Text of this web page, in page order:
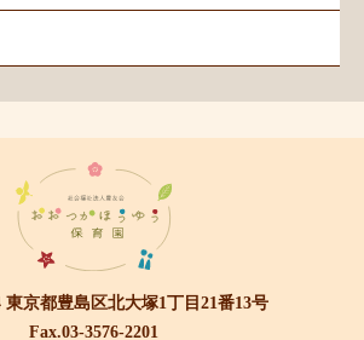
東京都豊島区北大塚1丁目21番13号
Fax.03-3576-2201